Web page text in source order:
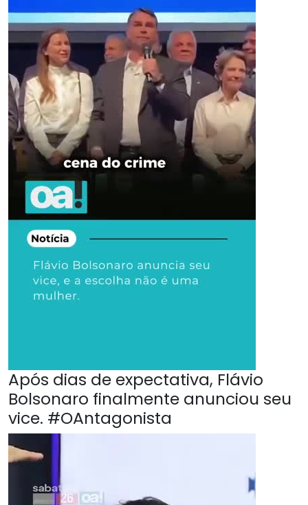
Após dias de expectativa, Flávio
Bolsonaro finalmente anunciou seu
vice. #OAntagonista